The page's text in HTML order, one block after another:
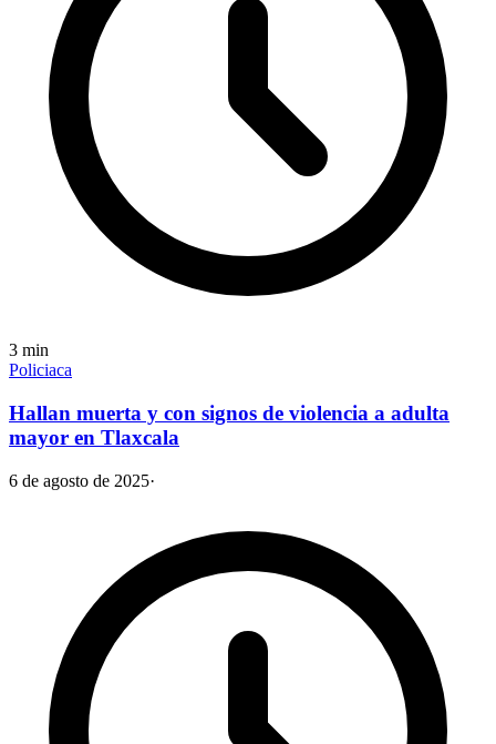
3 min
Policiaca
Hallan muerta y con signos de violencia a adulta
mayor en Tlaxcala
6 de agosto de 2025·